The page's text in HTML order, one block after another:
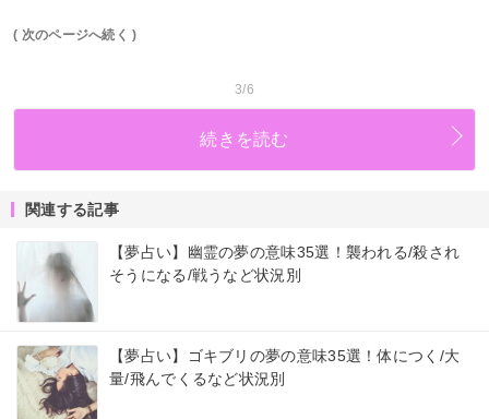
( 次のページへ続く )
3/6
続きを読む
関連する記事
【夢占い】幽霊の夢の意味35選！襲われる/殺され
そうになる/戦うなど状況別
【夢占い】ゴキブリの夢の意味35選！体につく/大
量/飛んでくるなど状況別